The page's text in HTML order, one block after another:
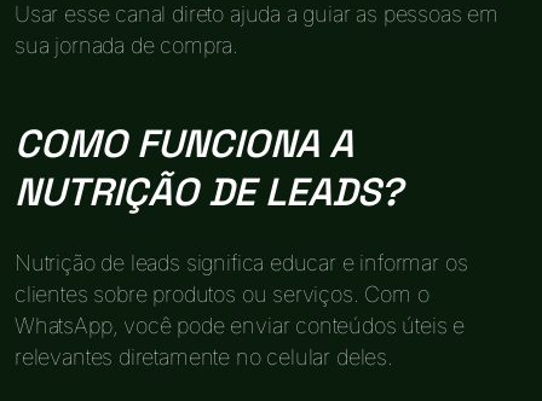
Usar esse canal direto ajuda a guiar as pessoas em
sua jornada de compra.
COMO FUNCIONA A
NUTRIÇÃO DE LEADS?
Nutrição de leads significa educar e informar os
clientes sobre produtos ou serviços. Com o
WhatsApp, você pode enviar conteúdos úteis e
relevantes diretamente no celular deles.